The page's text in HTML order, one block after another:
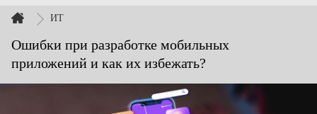
ИТ
Ошибки при разработке мобильных
приложений и как их избежать?